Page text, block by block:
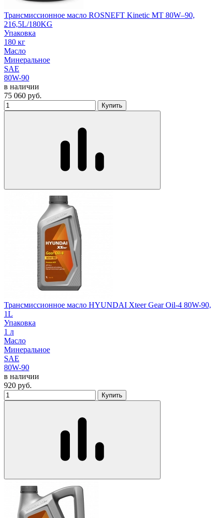
Трансмиссионное масло ROSNEFT Kinetic MT 80W–90,
216,5L/180KG
Упаковка
180 кг
Масло
Минеральное
SAE
80W-90
в наличии
75 060 руб.
Купить
Трансмиссионное масло HYUNDAI Xteer Gear Oil-4 80W-90,
1L
Упаковка
1 л
Масло
Минеральное
SAE
80W-90
в наличии
920 руб.
Купить